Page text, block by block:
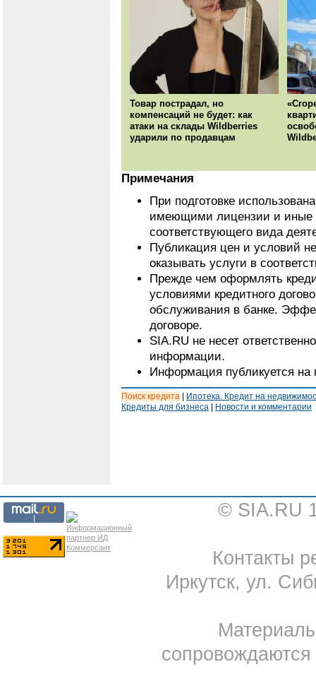
Товар пострадал, но
компенсаций не будет: как
атаки на склады Wildberries
ударили по продавцам
Примечания
При подготовке
имеющими лицензии и иные
соответствующего вида
Публикация цен и условий
оказывать услуги в
Прежде чем оформлять
условиями кредитного
обслуживания в банке.
договоре.
SIA.RU не несет
информации.
Информация публикуется на
Поиск кредита
Ипотека. Кредит на
Кредиты для бизнеса
Новости и комментарии
© SIA.RU
Контакты
Иркутск, ул.